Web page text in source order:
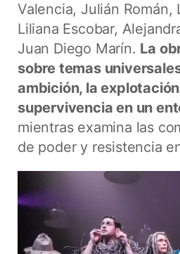
Valencia, Julián Román,
Liliana Escobar,
Juan Diego Marín. La
sobre temas
ambición, la
supervivencia en un
mientras examina las
de poder y resistencia